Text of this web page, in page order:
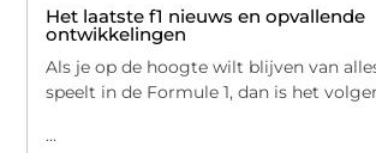
Het laatste f1 nieuws en opvallende
ontwikkelingen
Als je op de hoogte wilt blijven van
speelt in de Formule 1, dan is het
...